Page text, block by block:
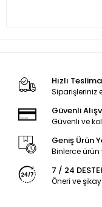
Hızlı
Siparişleriniz
Güvenli
Güvenli ve
Geniş Ürün
Binlerce
7 / 24
Öneri ve